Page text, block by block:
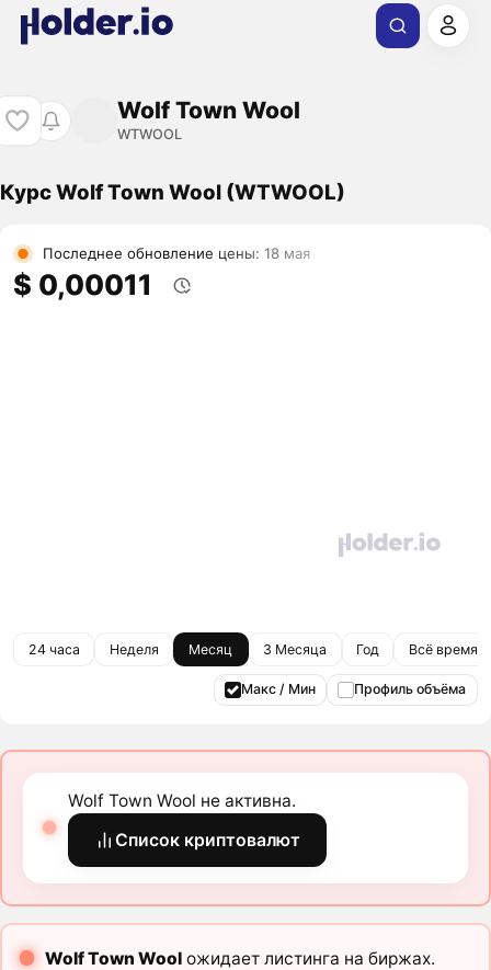
Wolf Town Wool
WTWOOL
Курс Wolf Town Wool (WTWOOL)
Последнее обновление цены: 18 мая
$ 0,00011
24 часа Неделя Месяц 3 Месяца Год Всё время
Макс / Мин Профиль объёма
Wolf Town Wool не активна.
Список криптовалют
Wolf Town Woolожидает листинга на биржах.